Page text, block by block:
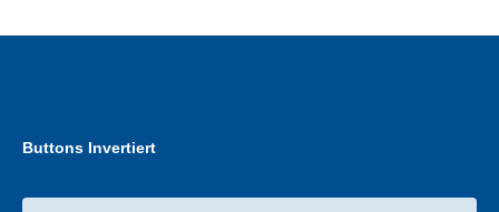
Buttons Invertiert